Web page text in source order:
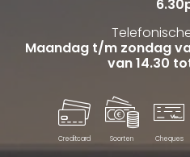
Maandag t/m zondag
van 14.30
Creditcard Soorten Cheques